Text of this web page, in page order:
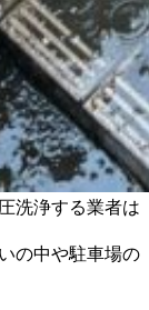
洗浄する業者は
の中や駐車場の